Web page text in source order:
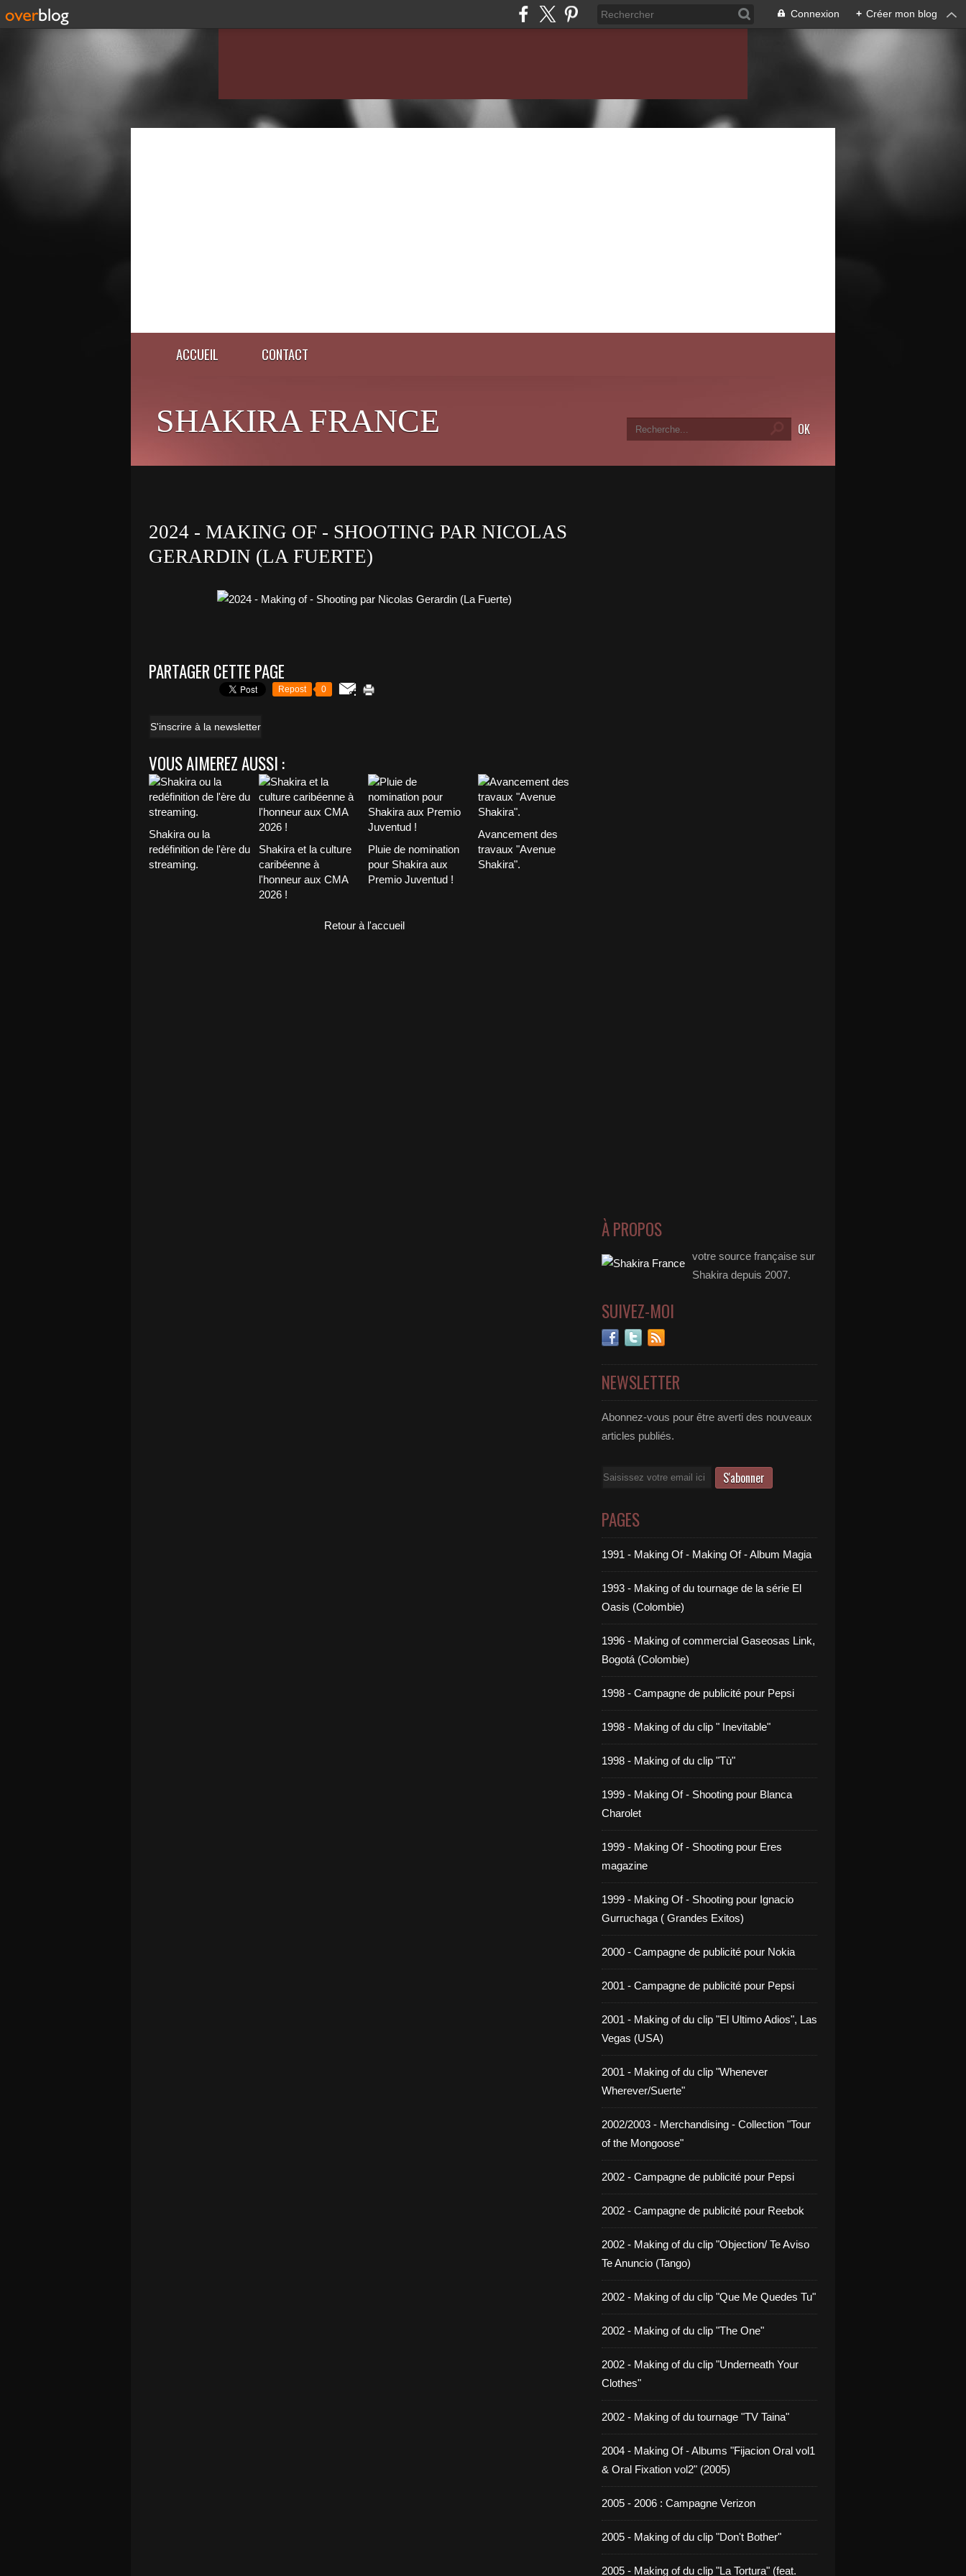
Connexion + Créer mon blog
ACCUEIL CONTACT
SHAKIRA FRANCE
2024 - MAKING OF - SHOOTING PAR NICOLAS
GERARDIN (LA FUERTE)
PARTAGER CETTE PAGE
Repost 0
S'inscrire à la newsletter
VOUS AIMEREZ AUSSI :
Shakira ou la
redéfinition de l'ère du
streaming.
Shakira et la culture
caribéenne à
l'honneur aux CMA
2026 !
Pluie de nomination
pour Shakira aux
Premio Juventud !
Avancement des
travaux "Avenue
Shakira".
Retour à l'accueil
À PROPOS
votre source française sur
Shakira depuis 2007.
SUIVEZ-MOI
NEWSLETTER
Abonnez-vous pour être averti des nouveaux
articles publiés.
Email
PAGES
1991 - Making Of - Making Of - Album Magia
1993 - Making of du tournage de la série El
Oasis (Colombie)
1996 - Making of commercial Gaseosas Link,
Bogotá (Colombie)
1998 - Campagne de publicité pour Pepsi
1998 - Making of du clip " Inevitable"
1998 - Making of du clip "Tù"
1999 - Making Of - Shooting pour Blanca
Charolet
1999 - Making Of - Shooting pour Eres
magazine
1999 - Making Of - Shooting pour Ignacio
Gurruchaga ( Grandes Exitos)
2000 - Campagne de publicité pour Nokia
2001 - Campagne de publicité pour Pepsi
2001 - Making of du clip "El Ultimo Adios", Las
Vegas (USA)
2001 - Making of du clip "Whenever
Wherever/Suerte"
2002/2003 - Merchandising - Collection "Tour
of the Mongoose"
2002 - Campagne de publicité pour Pepsi
2002 - Campagne de publicité pour Reebok
2002 - Making of du clip "Objection/ Te Aviso
Te Anuncio (Tango)
2002 - Making of du clip "Que Me Quedes Tu"
2002 - Making of du clip "The One"
2002 - Making of du clip "Underneath Your
Clothes"
2002 - Making of du tournage "TV Taina"
2004 - Making Of - Albums "Fijacion Oral vol1
& Oral Fixation vol2" (2005)
2005 - 2006 : Campagne Verizon
2005 - Making of du clip "Don't Bother"
2005 - Making of du clip "La Tortura" (feat.